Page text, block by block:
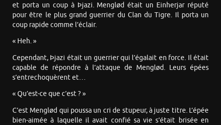
et porta un coup à Þjazi. Menglød était un Einherjar réputé
pour être le plus grand guerrier du Clan du Tigre. Il porta un
coup rapide comme l’éclair.
« Heh. »
Cependant, Þjazi était un guerrier qui l’égalait en force. Il était
capable de répondre à l’attaque de Menglød. Leurs épées
s’entrechoquèrent et…
« Qu’est-ce que c’est ? »
C’est Menglød qui poussa un cri de stupeur, à juste titre. L’épée
bien-aimée à laquelle il avait confié sa vie s’était brisée en